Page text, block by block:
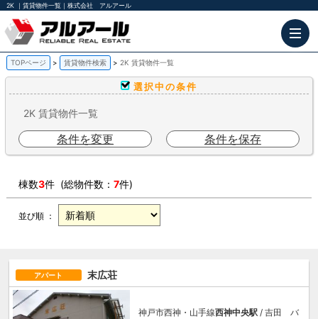
2K ｜賃貸物件一覧｜株式会社 アルアール
TOPページ 賃貸物件検索 2K 賃貸物件一覧
選択中の条件
2K 賃貸物件一覧
条件を変更 条件を保存
棟数3件 (総物件数：7件)
並び順 ：
アパート 末広荘
神戸市西神・山手線西神中央駅 / 吉田 バ